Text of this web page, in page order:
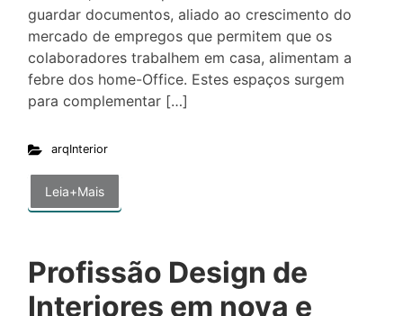
guardar documentos, aliado ao crescimento do
mercado de empregos que permitem que os
colaboradores trabalhem em casa, alimentam a
febre dos home-Office. Estes espaços surgem
para complementar […]
arqInterior
Leia+Mais
Profissão Design de
Interiores em nova e